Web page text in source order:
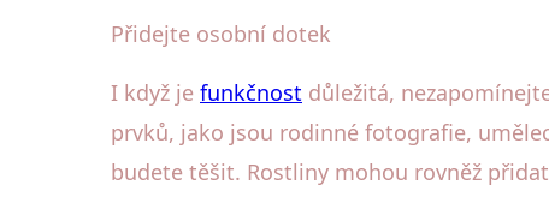
Přidejte osobní dotek
I když je funkčnost důležitá,
prvků, jako jsou rodinné fotografie,
budete těšit. Rostliny mohou rovněž